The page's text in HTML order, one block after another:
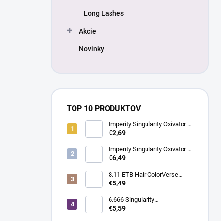
Long Lashes
Akcie
Novinky
TOP 10 PRODUKTOV
Imperity Singularity Oxivator 6
% (20 Vol.), 150 ml
€2,69
Imperity Singularity Oxivator 6
% (20 Vol.), 1000 ml
€6,49
8.11 ETB Hair ColorVerse
vegánska permanentná farba
svetlá blond intenzívna
popolavá
€5,49
6.666 Singularity
profesionálna
€5,59